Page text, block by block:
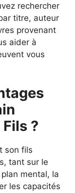
rechercher
titre, auteur
provenant
aider à
vous
?
son fils
tant sur le
mental, la
les capacités